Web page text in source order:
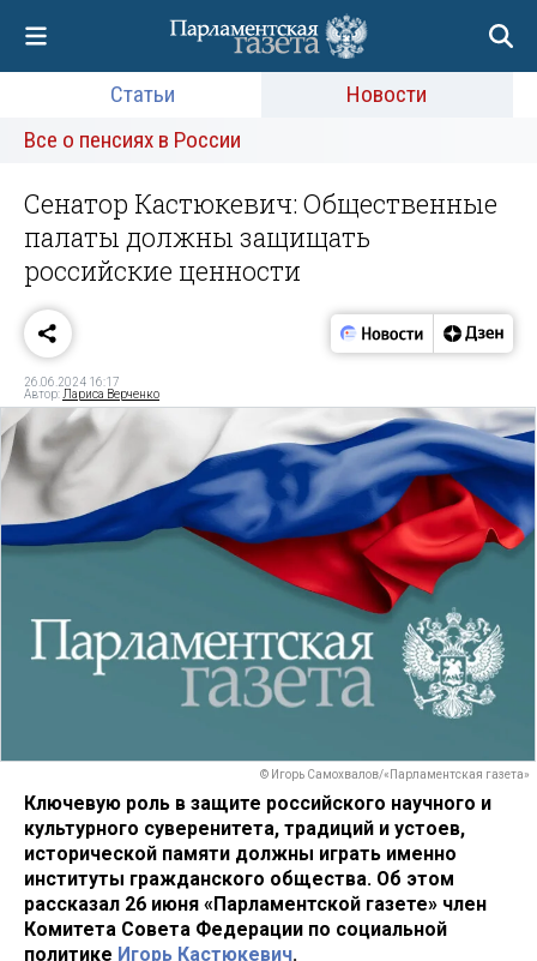
Статьи
Новости
Все о пенсиях в России
Сенатор Кастюкевич: Общественные
палаты должны защищать
российские ценности
26.06.2024 16:17
Автор: Лариса Верченко
© Игорь Самохвалов/«Парламентская газета»
Ключевую роль в защите российского научного и
культурного суверенитета, традиций и устоев,
исторической памяти должны играть именно
институты гражданского общества. Об этом
рассказал 26 июня «Парламентской газете» член
Комитета Совета Федерации по социальной
политике Игорь Кастюкевич.